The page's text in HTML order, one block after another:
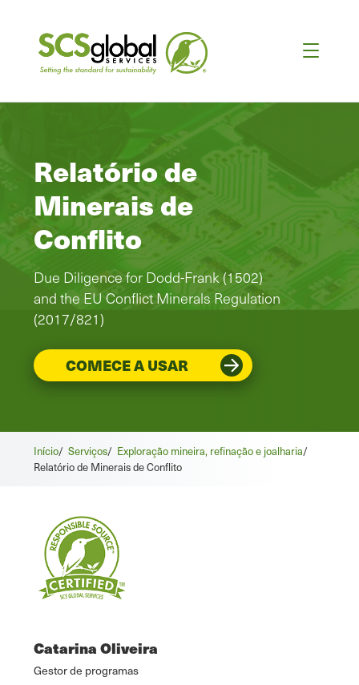
Relatório de
Minerais de
Conflito
Due Diligence for Dodd-Frank (1502)
and the EU Conflict Minerals Regulation
(2017/821)
COMECE A USAR
Início/ Serviços/ Exploração mineira, refinação e joalharia/
Relatório de Minerais de Conflito
Catarina Oliveira
Gestor de programas